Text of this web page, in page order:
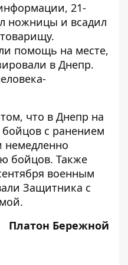
21-
ножницы и всадил
помощь на месте,
в Днепр.
что в Днепр на
бойцов с ранением
немедленно
бойцов. Также
военным
Защитника с
.
Платон Бережной